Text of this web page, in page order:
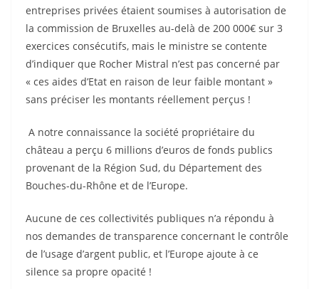
entreprises privées étaient soumises à autorisation de
la commission de Bruxelles au-delà de 200 000€ sur 3
exercices consécutifs, mais le ministre se contente
d’indiquer que Rocher Mistral n’est pas concerné par
« ces aides d’Etat en raison de leur faible montant »
sans préciser les montants réellement perçus !
A notre connaissance la société propriétaire du
château a perçu 6 millions d’euros de fonds publics
provenant de la Région Sud, du Département des
Bouches-du-Rhône et de l’Europe.
Aucune de ces collectivités publiques n’a répondu à
nos demandes de transparence concernant le contrôle
de l’usage d’argent public, et l’Europe ajoute à ce
silence sa propre opacité !